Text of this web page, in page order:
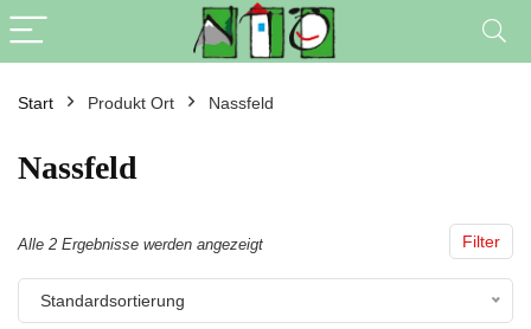
Start Produkt Ort Nassfeld
Nassfeld
Filter
Alle 2 Ergebnisse werden angezeigt
Standardsortierung